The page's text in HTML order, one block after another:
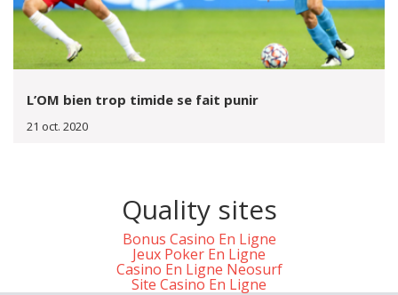
L’OM bien trop timide se fait punir
21 oct. 2020
Quality sites
Bonus Casino En Ligne
Jeux Poker En Ligne
Casino En Ligne Neosurf
Site Casino En Ligne